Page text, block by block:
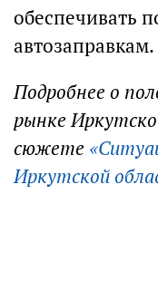
обеспечивать
автозаправкам.
Подробнее о
рынке
сюжете
Иркутской